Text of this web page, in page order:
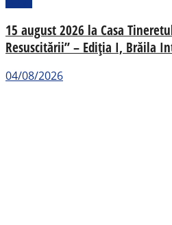
15 august 2026 la Casa
Resuscitării” – Ediția I, Brăila
04/08/2026